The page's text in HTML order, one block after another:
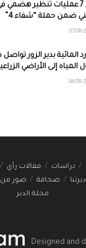
إجراء 7 عمليات تنظير
ضمن حملة “شفاء 4”
المائية بدير الزور
إلى الأراضي
دراسات مقالات رأي
ديرتنا صحافة صور من
مجلة الدير
Designed and